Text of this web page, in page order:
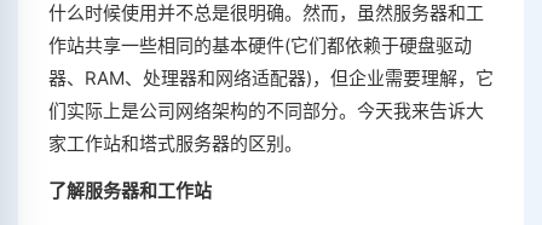
什么时候使用并不总是很明确。然而，虽然服务器和工
作站共享一些相同的基本硬件(它们都依赖于硬盘驱动
器、RAM、处理器和网络适配器)，但企业需要理解，它
们实际上是公司网络架构的不同部分。今天我来告诉大
家工作站和塔式服务器的区别。
了解服务器和工作站